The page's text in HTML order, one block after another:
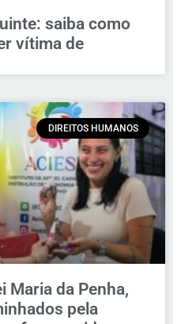
saiba como
vítima de
DIREITOS HUMANOS
Maria da Penha,
pela